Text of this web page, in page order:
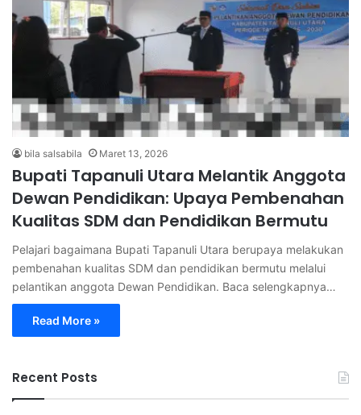
bila salsabila Maret 13, 2026
Bupati Tapanuli Utara Melantik Anggota
Dewan Pendidikan: Upaya Pembenahan
Kualitas SDM dan Pendidikan Bermutu
Pelajari bagaimana Bupati Tapanuli Utara berupaya melakukan
pembenahan kualitas SDM dan pendidikan bermutu melalui
pelantikan anggota Dewan Pendidikan. Baca selengkapnya…
Read More »
Recent Posts